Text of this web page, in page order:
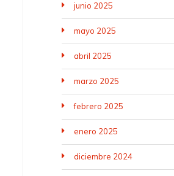
junio 2025
mayo 2025
abril 2025
marzo 2025
febrero 2025
enero 2025
diciembre 2024